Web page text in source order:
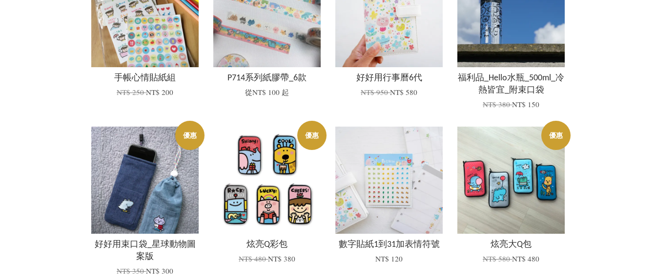
手帳心情貼紙組
NT$ 250NT$ 200
P714系列紙膠帶_6款
從NT$ 100 起
好好用行事曆6代
NT$ 950NT$ 580
福利品_Hello水瓶_500ml_冷
熱皆宜_附束口袋
NT$ 380NT$ 150
優惠
好好用束口袋_星球動物圖
案版
NT$ 350NT$ 300
優惠
炫亮Q彩包
NT$ 480NT$ 380
數字貼紙1到31加表情符號
NT$ 120
優惠
炫亮大Q包
NT$ 580NT$ 480